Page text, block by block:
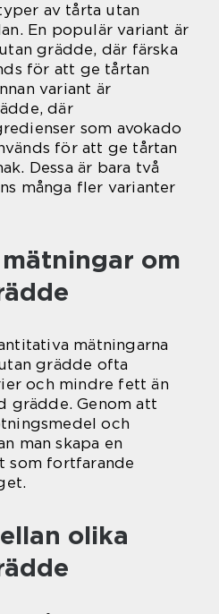
av tårta utan
En populär variant är
grädde, där färska
för att ge tårtan
variant är
där
som avokado
för att ge tårtan
Dessa är bara två
många fler varianter
om
mätningarna
grädde ofta
och mindre fett än
grädde. Genom att
och
man skapa en
som fortfarande
olika